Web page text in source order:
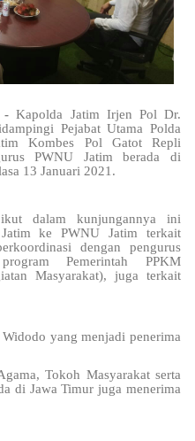
-Kapolda Jatim Irjen Pol Dr.
Pejabat Utama Polda
Kombes Pol Gatot Repli
PWNU Jatim berada di
13 Januari 2021.
dalam kunjungannya ini
ke PWNU Jatim terkait
dengan pengurus
Pemerintah PPKM
Masyarakat), juga terkait
yang menjadi penerima
Tokoh Masyarakat serta
di Jawa Timur juga menerima